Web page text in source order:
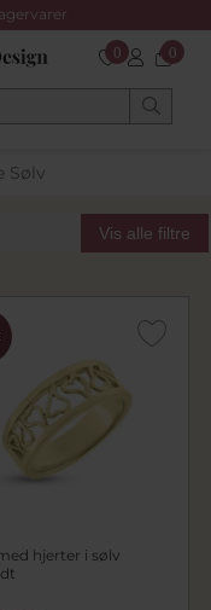
0 0
Sølv
Vis alle filtre
hjerter i sølv